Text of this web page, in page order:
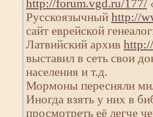
http://forum.vgd.ru/177/
Русскоязычный http://
сайт еврейской
Латвийский архив
выставил в сеть свои
населения и т.д.
Мормоны пересняли
Иногда взять у них в
просмотреть её легче